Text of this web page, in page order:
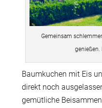
Gemeinsam
genießen.
Baumkuchen mit Eis
direkt noch
gemütliche